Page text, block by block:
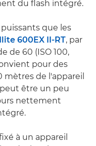
du flash intégré.
que les
600EX II-RT, par
de 60 (ISO 100,
pour des
mètres de l'appareil
être un peu
nettement
à un appareil